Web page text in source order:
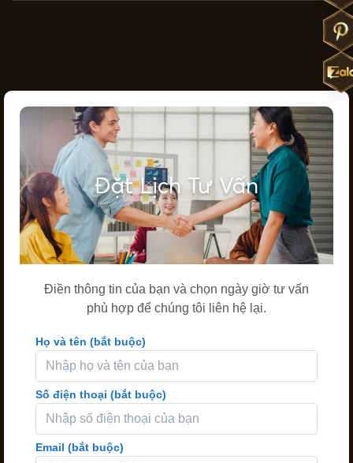
Đặt Lịch Tư Vấn
Điền thông tin của bạn và chọn ngày giờ tư vấn
phù hợp để chúng tôi liên hệ lại.
Họ và tên (bắt buộc)
Số điện thoại (bắt buộc)
Email (bắt buộc)